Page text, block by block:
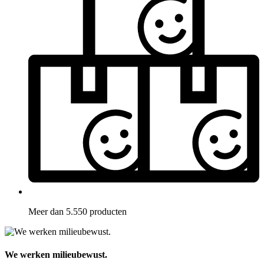
Meer dan 5.550 producten
We werken milieubewust.